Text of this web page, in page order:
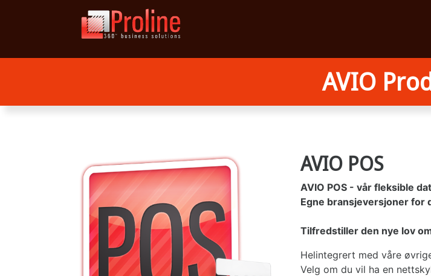
AVIO
AVIO POS
AVIO POS - vår fleksible
Egne bransjeversjoner for
Tilfredstiller den nye lov
Helintegrert med våre
Velg om du vil ha en